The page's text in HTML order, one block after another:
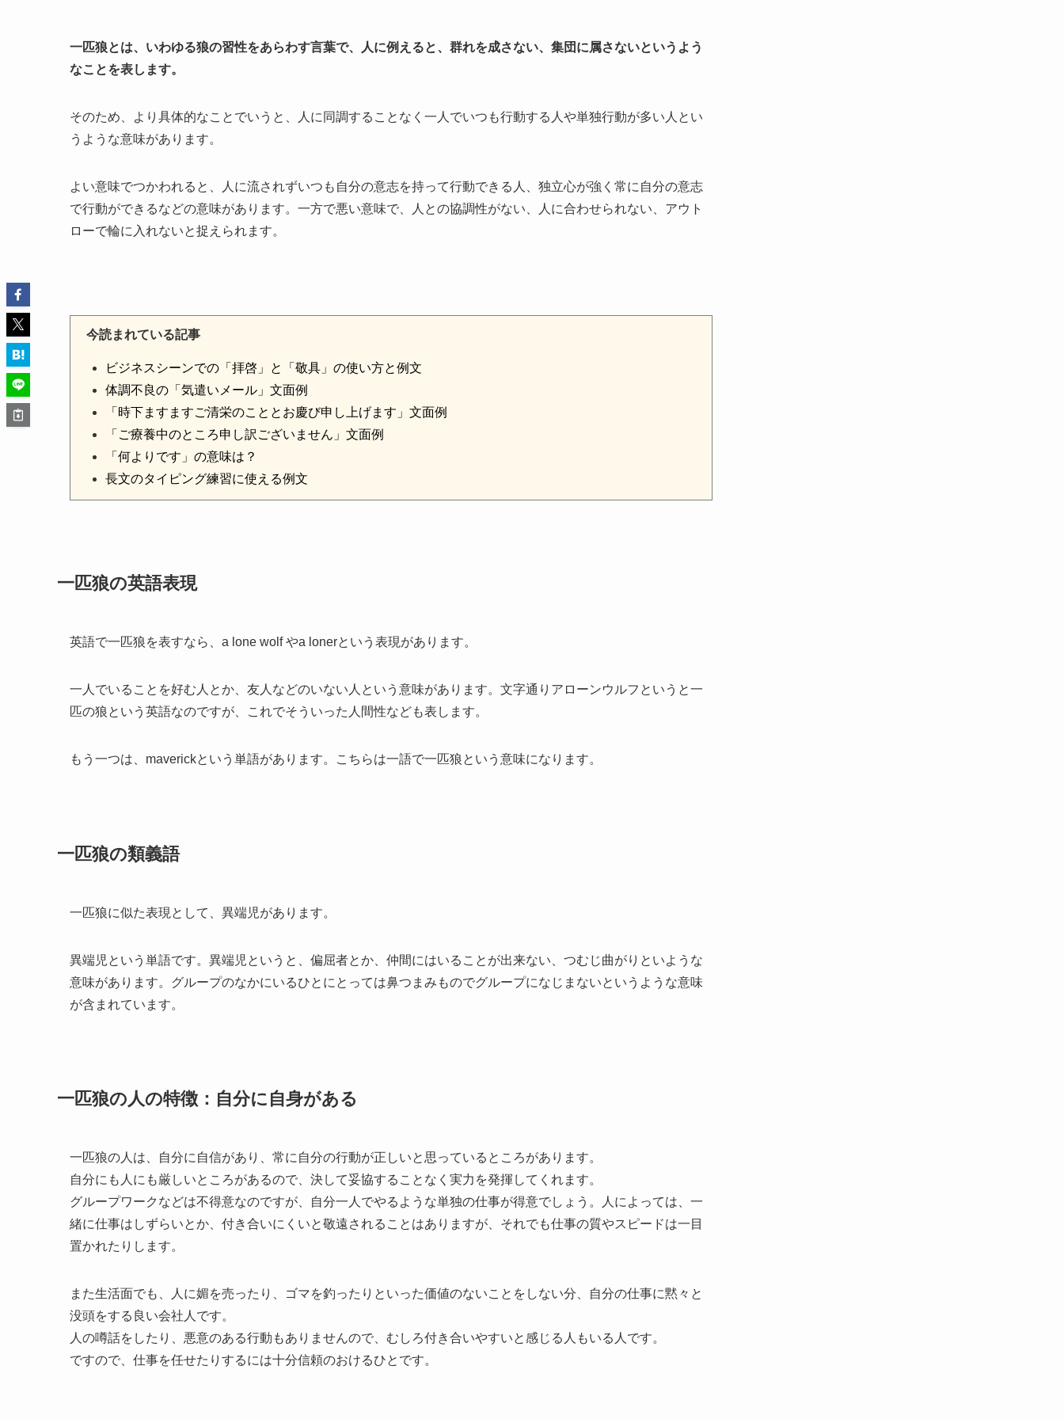
一匹狼とは、いわゆる狼の習性をあらわす言葉で、人に例えると、群れを成さない、集団に属さないというよう
なことを表します。
そのため、より具体的なことでいうと、人に同調することなく一人でいつも行動する人や単独行動が多い人とい
うような意味があります。
よい意味でつかわれると、人に流されずいつも自分の意志を持って行動できる人、独立心が強く常に自分の意志
で行動ができるなどの意味があります。一方で悪い意味で、人との協調性がない、人に合わせられない、アウト
ローで輪に入れないと捉えられます。
今読まれている記事
ビジネスシーンでの「拝啓」と「敬具」の使い方と例文
体調不良の「気遣いメール」文面例
「時下ますますご清栄のこととお慶び申し上げます」文面例
「ご療養中のところ申し訳ございません」文面例
「何よりです」の意味は？
長文のタイピング練習に使える例文
一匹狼の英語表現
英語で一匹狼を表すなら、a lone wolf やa lonerという表現があります。
一人でいることを好む人とか、友人などのいない人という意味があります。文字通りアローンウルフというと一
匹の狼という英語なのですが、これでそういった人間性なども表します。
もう一つは、maverickという単語があります。こちらは一語で一匹狼という意味になります。
一匹狼の類義語
一匹狼に似た表現として、異端児があります。
異端児という単語です。異端児というと、偏屈者とか、仲間にはいることが出来ない、つむじ曲がりといような
意味があります。グループのなかにいるひとにとっては鼻つまみものでグループになじまないというような意味
が含まれています。
一匹狼の人の特徴：自分に自身がある
一匹狼の人は、自分に自信があり、常に自分の行動が正しいと思っているところがあります。
自分にも人にも厳しいところがあるので、決して妥協することなく実力を発揮してくれます。
グループワークなどは不得意なのですが、自分一人でやるような単独の仕事が得意でしょう。人によっては、一
緒に仕事はしずらいとか、付き合いにくいと敬遠されることはありますが、それでも仕事の質やスピードは一目
置かれたりします。
また生活面でも、人に媚を売ったり、ゴマを釣ったりといった価値のないことをしない分、自分の仕事に黙々と
没頭をする良い会社人です。
人の噂話をしたり、悪意のある行動もありませんので、むしろ付き合いやすいと感じる人もいる人です。
ですので、仕事を任せたりするには十分信頼のおけるひとです。